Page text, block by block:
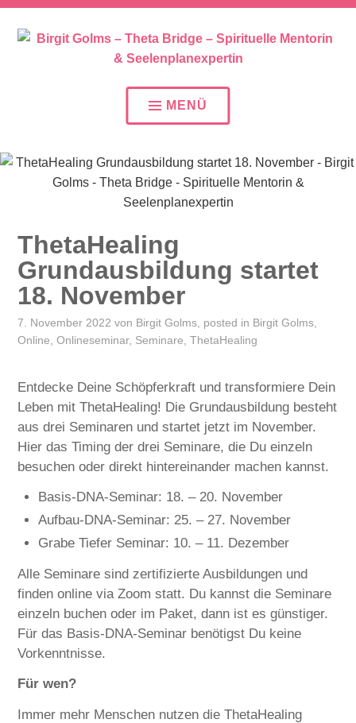
BIRGIT GOLMS – THETA
BRIDGE – SPIRITUELLE
MENTORIN &
SEELENPLANEXPERTIN
MENÜ
ThetaHealing
Grundausbildung startet
18. November
7. November 2022 von Birgit Golms , posted in Birgit Golms
Online ,Onlineseminar, Seminare ,ThetaHealing
Entdecke Deine Schöpferkraft und transformiere Dein
Leben mit ThetaHealing! Die Grundausbildung besteht
aus drei Seminaren und startet jetzt im November.
Hier das Timing der drei Seminare, die Du einzeln
besuchen oder direkt hintereinander machen kannst.
Basis-DNA-Seminar: 18. – 20. November
Aufbau-DNA-Seminar: 25. – 27. November
Grabe Tiefer Seminar: 10. – 11. Dezember
Alle Seminare sind zertifizierte Ausbildungen und
finden online via Zoom statt. Du kannst die Seminare
einzeln buchen oder im Paket, dann ist es günstiger.
Für das Basis-DNA-Seminar benötigst Du keine
Vorkenntnisse.
Für wen?
Immer mehr Menschen nutzen die ThetaHealing